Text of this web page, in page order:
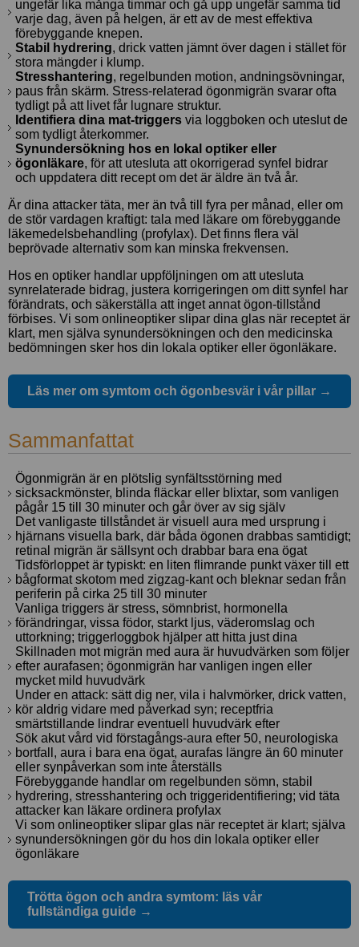
ungefär lika många timmar och gå upp ungefär samma tid
varje dag, även på helgen, är ett av de mest effektiva
förebyggande knepen.
Stabil hydrering, drick vatten jämnt över dagen i stället för
stora mängder i klump.
Stresshantering, regelbunden motion, andningsövningar,
paus från skärm. Stress-relaterad ögonmigrän svarar ofta
tydligt på att livet får lugnare struktur.
Identifiera dina mat-triggers via loggboken och uteslut de
som tydligt återkommer.
Synundersökning hos en lokal optiker eller
ögonläkare, för att utesluta att okorrigerad synfel bidrar
och uppdatera ditt recept om det är äldre än två år.
Är dina attacker täta, mer än två till fyra per månad, eller om
de stör vardagen kraftigt: tala med läkare om förebyggande
läkemedelsbehandling (profylax). Det finns flera väl
beprövade alternativ som kan minska frekvensen.
Hos en optiker handlar uppföljningen om att utesluta
synrelaterade bidrag, justera korrigeringen om ditt synfel har
förändrats, och säkerställa att inget annat ögon-tillstånd
förbises. Vi som onlineoptiker slipar dina glas när receptet är
klart, men själva synundersökningen och den medicinska
bedömningen sker hos din lokala optiker eller ögonläkare.
Läs mer om symtom och ögonbesvär i vår pillar →
Sammanfattat
Ögonmigrän är en plötslig synfältsstörning med
sicksackmönster, blinda fläckar eller blixtar, som vanligen
pågår 15 till 30 minuter och går över av sig själv
Det vanligaste tillståndet är visuell aura med ursprung i
hjärnans visuella bark, där båda ögonen drabbas samtidigt;
retinal migrän är sällsynt och drabbar bara ena ögat
Tidsförloppet är typiskt: en liten flimrande punkt växer till ett
bågformat skotom med zigzag-kant och bleknar sedan från
periferin på cirka 25 till 30 minuter
Vanliga triggers är stress, sömnbrist, hormonella
förändringar, vissa födor, starkt ljus, väderomslag och
uttorkning; triggerloggbok hjälper att hitta just dina
Skillnaden mot migrän med aura är huvudvärken som följer
efter aurafasen; ögonmigrän har vanligen ingen eller
mycket mild huvudvärk
Under en attack: sätt dig ner, vila i halvmörker, drick vatten,
kör aldrig vidare med påverkad syn; receptfria
smärtstillande lindrar eventuell huvudvärk efter
Sök akut vård vid förstagångs-aura efter 50, neurologiska
bortfall, aura i bara ena ögat, aurafas längre än 60 minuter
eller synpåverkan som inte återställs
Förebyggande handlar om regelbunden sömn, stabil
hydrering, stresshantering och triggeridentifiering; vid täta
attacker kan läkare ordinera profylax
Vi som onlineoptiker slipar glas när receptet är klart; själva
synundersökningen gör du hos din lokala optiker eller
ögonläkare
Trötta ögon och andra symtom: läs vår
fullständiga guide →